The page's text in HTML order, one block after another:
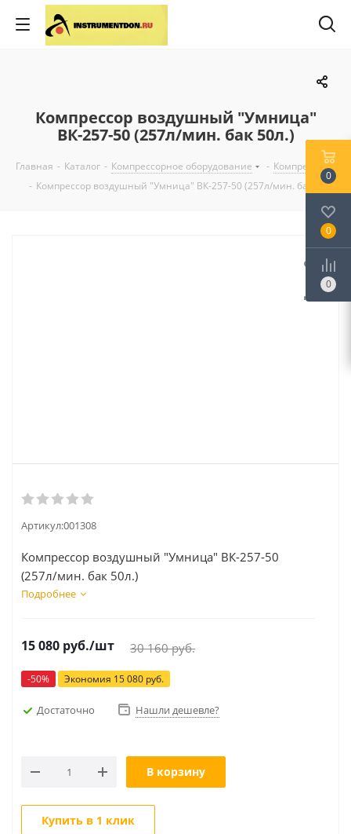
Компрессор воздушный "Умница"
ВК-257-50 (257л/мин. бак 50л.)
Главная - Каталог - Компрессорное оборудование - Компрессоры
- Компрессор воздушный "Умница" ВК-257-50 (257л/мин. бак 50л.)
Артикул:001308
Компрессор воздушный "Умница" ВК-257-50
(257л/мин. бак 50л.)
Подробнее
15 080 руб./шт 30 160руб.
-50% Экономия 15 080 руб.
Достаточно Нашли дешевле?
В корзину
Купить в 1 клик
0
0
0